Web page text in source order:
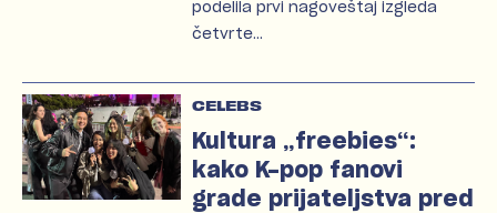
podelila prvi nagoveštaj izgleda
četvrte…
CELEBS
Kultura „freebies“:
kako K-pop fanovi
grade prijateljstva pred